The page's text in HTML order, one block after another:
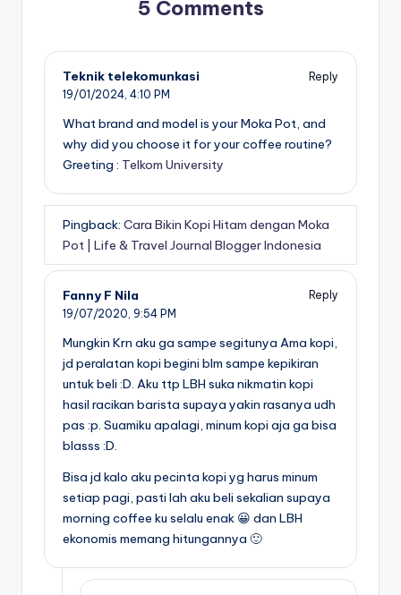
5 Comments
Teknik telekomunkasi
Reply
19/01/2024, 4:10 PM
What brand and model is your Moka Pot, and
why did you choose it for your coffee routine?
Greeting : Telkom University
Pingback: Cara Bikin Kopi Hitam dengan Moka
Pot | Life & Travel Journal Blogger Indonesia
Fanny F Nila
Reply
19/07/2020, 9:54 PM
Mungkin Krn aku ga sampe segitunya Ama kopi,
jd peralatan kopi begini blm sampe kepikiran
untuk beli :D. Aku ttp LBH suka nikmatin kopi
hasil racikan barista supaya yakin rasanya udh
pas :p. Suamiku apalagi, minum kopi aja ga bisa
blasss :D.
Bisa jd kalo aku pecinta kopi yg harus minum
setiap pagi, pasti lah aku beli sekalian supaya
morning coffee ku selalu enak 😀 dan LBH
ekonomis memang hitungannya 🙂